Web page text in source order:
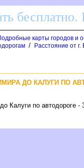
карты городов и
/
Расстояние от
ДО КАЛУГИ ПО
Калуги по автодороге -